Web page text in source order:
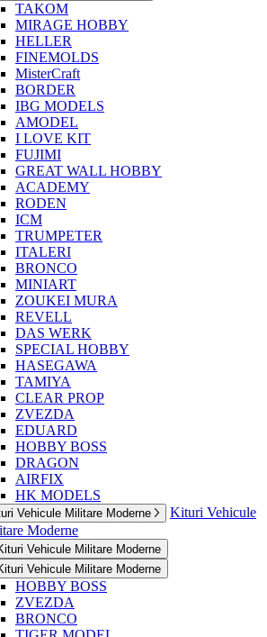
TAKOM
MIRAGE HOBBY
HELLER
FINEMOLDS
MisterCraft
BORDER
IBG MODELS
AMODEL
I LOVE KIT
FUJIMI
GREAT WALL HOBBY
ACADEMY
RODEN
ICM
TRUMPETER
ITALERI
BRONCO
MINIART
ZOUKEI MURA
REVELL
DAS WERK
SPECIAL HOBBY
HASEGAWA
TAMIYA
CLEAR PROP
ZVEZDA
EDUARD
HOBBY BOSS
DRAGON
AIRFIX
HK MODELS
Vehicule Militare Moderne
Kituri Vehicule
Moderne
Vehicule Militare Moderne
Vehicule Militare Moderne
HOBBY BOSS
ZVEZDA
BRONCO